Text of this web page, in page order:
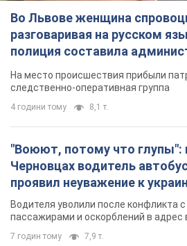
Во Львове женщина
разговаривая на русском
полиция составила
протокол. Видео
На место происшествия прибыли
следственно-оперативная группа
4 години тому 8,1 т.
"Воюют, потому что глупы":
Черновцах водитель
проявил неуважение к
военным и поплатился за это.
Видео
Водителя уволили после конфликта с
пассажирами и оскорблений в адрес
7 годин тому 7,9 т.